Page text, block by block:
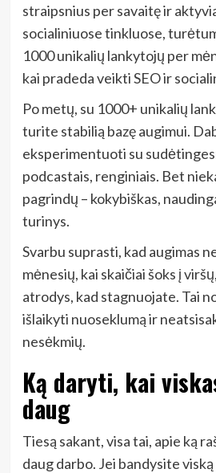
straipsnius per savaitę ir
socialiniuose tinkluose,
1000 unikalių lankytojų per
kai pradeda veikti SEO ir
Po metų, su 1000+ unikalių
turite stabilią bazę augimui.
eksperimentuoti su
podcastais, renginiais. Bet
pagrindų – kokybiškas,
turinys.
Svarbu suprasti, kad augimas
mėnesių, kai skaičiai šoks į
atrodys, kad stagnuojate. Tai
išlaikyti nuoseklumą ir
nesėkmių.
Ką daryti, kai
daug
Tiesą sakant, visa tai, apie ką
daug darbo. Jei bandysite